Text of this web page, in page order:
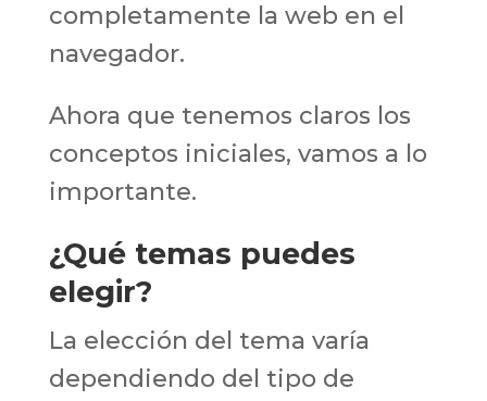
completamente la web en el
navegador.
Ahora que tenemos claros los
conceptos iniciales, vamos a lo
importante.
¿Qué temas puedes
elegir?
La elección del tema varía
dependiendo del tipo de